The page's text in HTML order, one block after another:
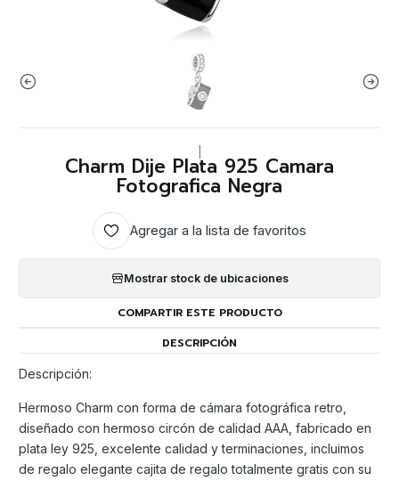
Charm Dije Plata 925 Camara
Fotografica Negra
Agregar a la lista de favoritos
Mostrar stock de ubicaciones
COMPARTIR ESTE PRODUCTO
DESCRIPCIÓN
Descripción:
Hermoso Charm con forma de cámara fotográfica retro,
diseñado con hermoso circón de calidad AAA, fabricado en
plata ley 925, excelente calidad y terminaciones, incluimos
de regalo elegante cajita de regalo totalmente gratis con su